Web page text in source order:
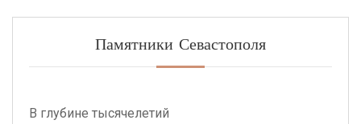
Памятники Севастополя
В глубине тысячелетий